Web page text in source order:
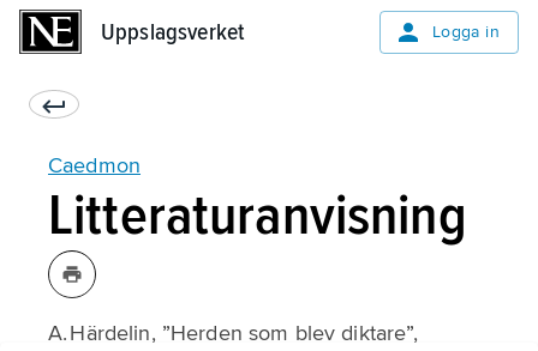
Uppslagsverket Logga in
Caedmon
Litteraturanvisning
A. Härdelin, ”Herden som blev diktare”,